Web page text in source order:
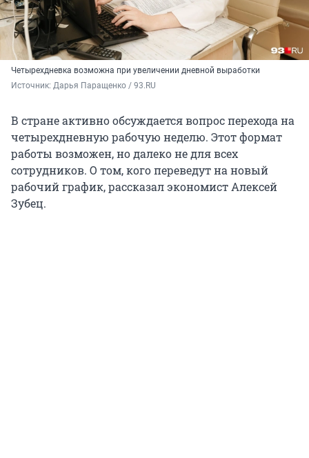
Четырехдневка возможна при увеличении дневной выработки
Источник: Дарья Паращенко / 93.RU
В стране активно обсуждается вопрос перехода на
четырехдневную рабочую неделю. Этот формат
работы возможен, но далеко не для всех
сотрудников. О том, кого переведут на новый
рабочий график, рассказал экономист Алексей
Зубец.